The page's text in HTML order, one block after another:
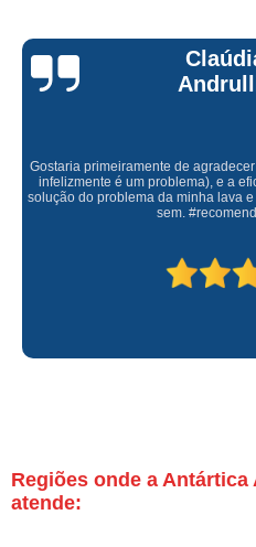
Gostaria primeiramente de
infelizmente é um problema), e a
solução do problema da minha lava
sem.
Regiões onde a
atende: